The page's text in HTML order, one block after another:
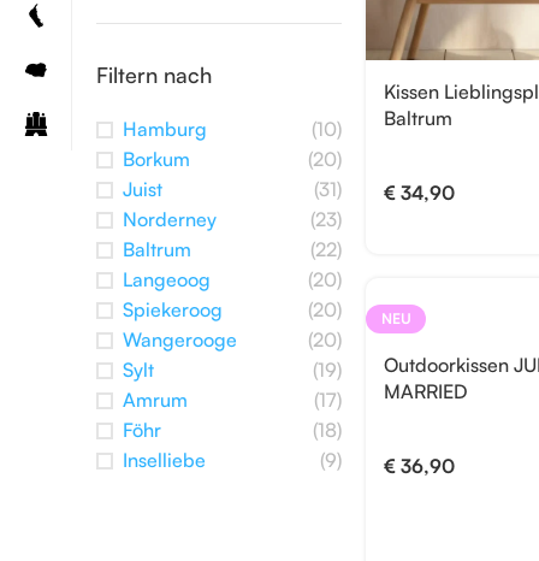
Filtern nach
Hamburg
(10)
Borkum
(20)
Juist
(31)
Norderney
(23)
Baltrum
(22)
Langeoog
(20)
Spiekeroog
(20)
Wangerooge
(20)
Sylt
(19)
Amrum
(17)
Föhr
(18)
Inselliebe
(9)
Kissen
Baltrum
€ 34,90
NEU
Outdoorkissen
MARRIED
€ 36,90